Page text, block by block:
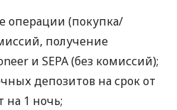
операции (покупка/
получение
и SEPA (без комиссий);
депозитов на срок от
на 1 ночь;